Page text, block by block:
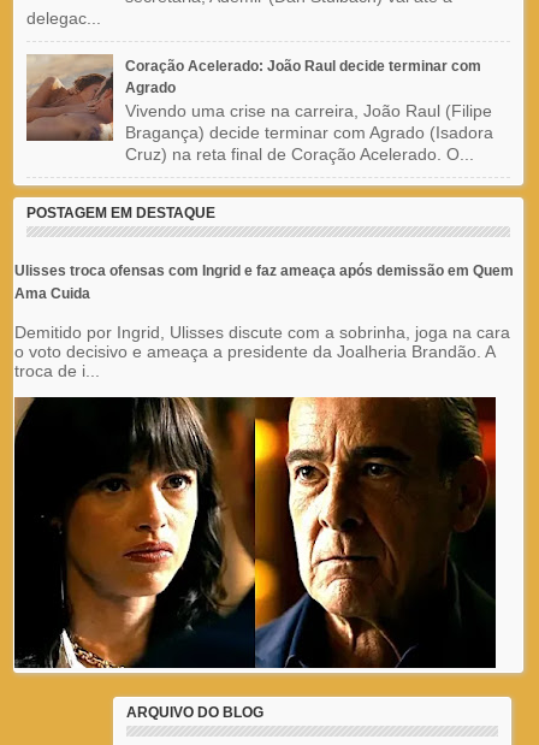
delegac...
Coração Acelerado: João Raul decide terminar com
Agrado
Vivendo uma crise na carreira, João Raul (Filipe
Bragança) decide terminar com Agrado (Isadora
Cruz) na reta final de Coração Acelerado. O...
POSTAGEM EM DESTAQUE
Ulisses troca ofensas com Ingrid e faz ameaça após demissão em Quem
Ama Cuida
Demitido por Ingrid, Ulisses discute com a sobrinha, joga na cara
o voto decisivo e ameaça a presidente da Joalheria Brandão. A
troca de i...
ARQUIVO DO BLOG